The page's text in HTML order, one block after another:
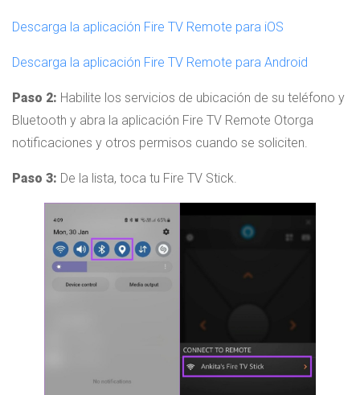
Descarga la aplicación Fire TV Remote para iOS
Descarga la aplicación Fire TV Remote para Android
Paso 2: Habilite los servicios de ubicación de su teléfono y
Bluetooth y abra la aplicación Fire TV Remote Otorga
notificaciones y otros permisos cuando se soliciten.
Paso 3: De la lista, toca tu Fire TV Stick.